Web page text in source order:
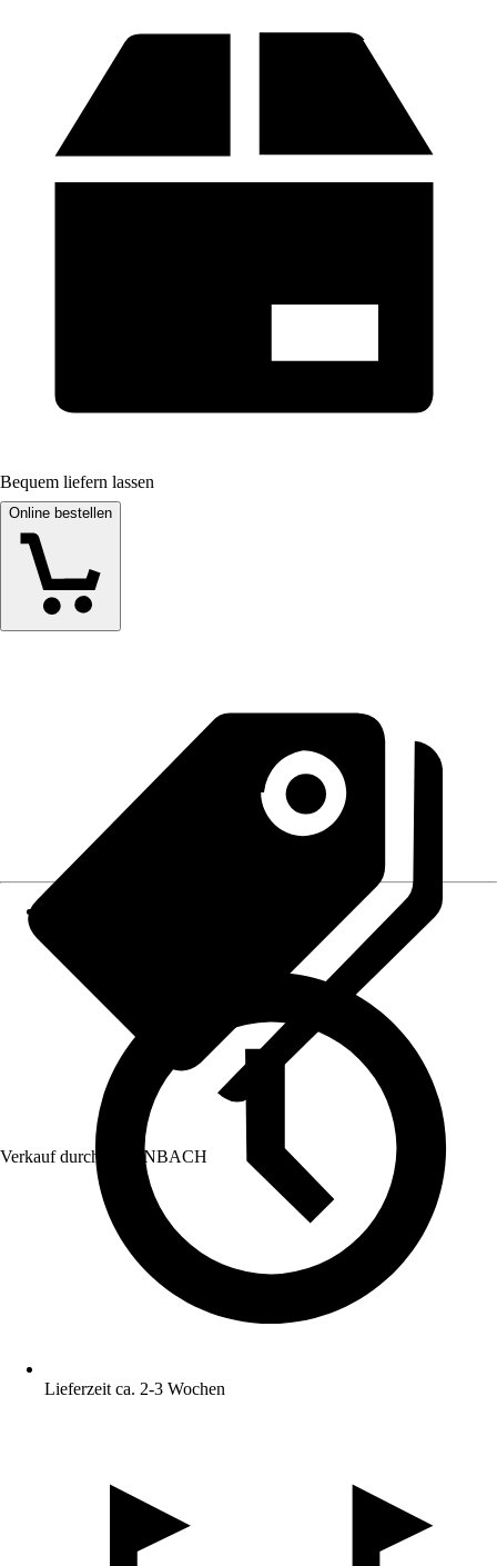
Bequem liefern lassen
Online bestellen
Verkauf durch: HORNBACH
Lieferzeit ca. 2-3 Wochen